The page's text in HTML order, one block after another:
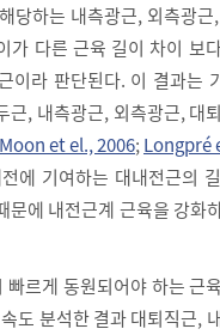
당하는 내측광근, 외측광근
가 다른 근육 길이 차이 보
이라 판단된다. 이 결과는
근, 내측광근, 외측광근, 대
Moon et el., 2006; Longpré
에 기여하는 대내전근의
문에 내전근계 근육을 강화
빠르게 동원되어야 하는 근
도 분석한 결과 대퇴직근,